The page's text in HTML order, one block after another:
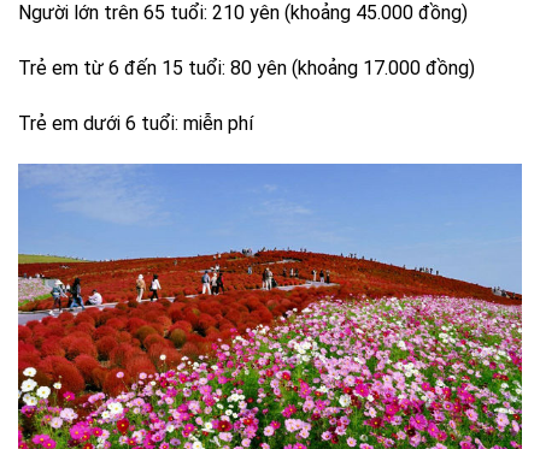
Người lớn trên 65 tuổi: 210 yên (khoảng 45.000 đồng)
Trẻ em từ 6 đến 15 tuổi: 80 yên (khoảng 17.000 đồng)
Trẻ em dưới 6 tuổi: miễn phí